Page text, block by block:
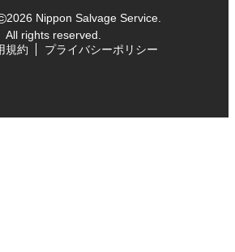
2026 Nippon Salvage Service.
All rights reserved.
規約
プライバシーポリシー